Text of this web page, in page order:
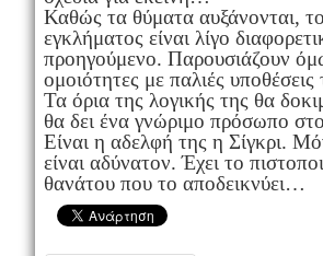
Καθώς τα θύματα αυξάνονται,
εγκλήματος είναι λίγο
προηγούμενο. Παρουσιάζουν
ομοιότητες με παλιές
Τα όρια της λογικής της θα
θα δει ένα γνώριμο πρόσωπο
Είναι η αδελφή της η Σίγκρι.
είναι αδύνατον. Έχει το
θανάτου που το αποδεικνύει…